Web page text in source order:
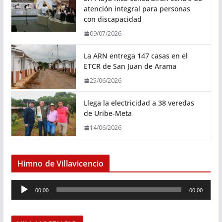
atención integral para personas
con discapacidad
09/07/2026
La ARN entrega 147 casas en el
ETCR de San Juan de Arama
25/06/2026
Llega la electricidad a 38 veredas
de Uribe-Meta
14/06/2026
Himno de Villavicencio
e
00:00 00:00